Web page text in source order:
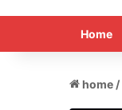
Home
home /